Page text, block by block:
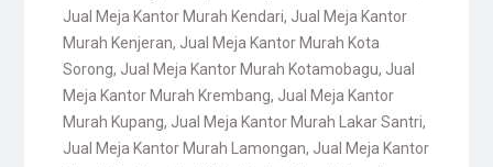
Jual Meja Kantor Murah Kendari, Jual Meja Kantor
Murah Kenjeran, Jual Meja Kantor Murah Kota
Sorong, Jual Meja Kantor Murah Kotamobagu, Jual
Meja Kantor Murah Krembang, Jual Meja Kantor
Murah Kupang, Jual Meja Kantor Murah Lakar Santri,
Jual Meja Kantor Murah Lamongan, Jual Meja Kantor